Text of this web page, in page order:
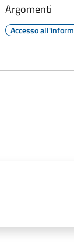
Argomenti
Accesso